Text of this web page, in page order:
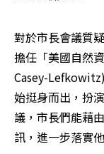
對於市長會議質
擔任「美國自然
Casey-
始挺身而出，扮
議，市長們能藉
訊，進一步落實